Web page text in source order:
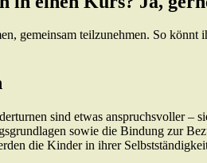
gemeinsam teilzunehmen. So
sind etwas anspruchsvoller
sowie die Bindung zur
die Kinder in ihrer